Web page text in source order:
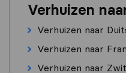
Verhuizen
Verhuizen naar
Verhuizen naar
Verhuizen naar